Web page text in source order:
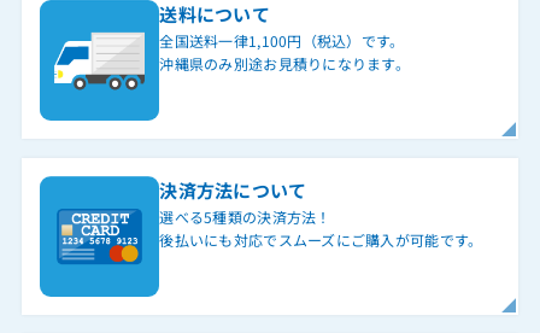
送料について
全国送料一律1,100円（税込）です。
沖縄県のみ別途お見積りになります。
決済方法について
選べる5種類の決済方法！
後払いにも対応でスムーズにご購入が可能です。